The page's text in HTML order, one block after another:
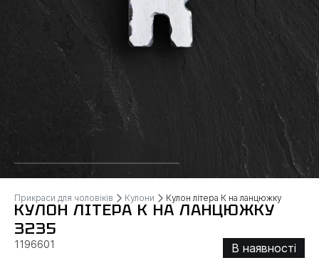
Прикраси для чоловіків Кулони Кулон літера К на ланцюжку
КУЛОН ЛІТЕРА К НА ЛАНЦЮЖКУ
3235
1196601
В наявності